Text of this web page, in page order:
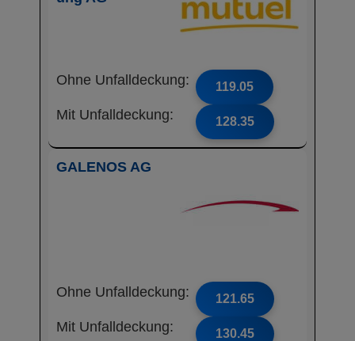
Ohne Unfalldeckung: 119.05
Mit Unfalldeckung: 128.35
GALENOS AG
Ohne Unfalldeckung: 121.65
Mit Unfalldeckung: 130.45